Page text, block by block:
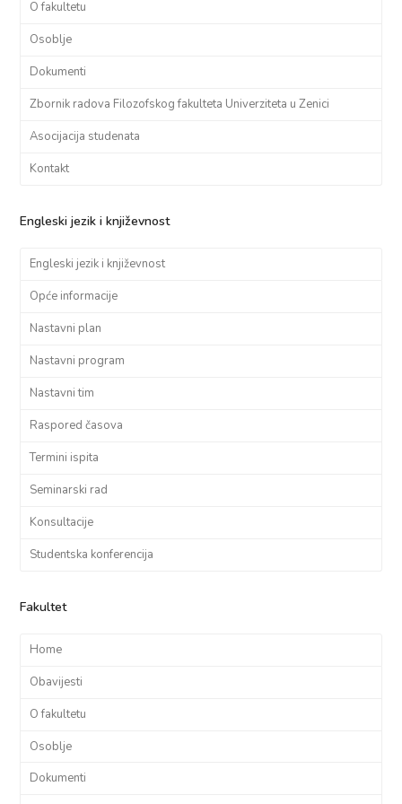
O fakultetu
Osoblje
Dokumenti
Zbornik radova Filozofskog fakulteta Univerziteta u Zenici
Asocijacija studenata
Kontakt
Engleski jezik i književnost
Engleski jezik i književnost
Opće informacije
Nastavni plan
Nastavni program
Nastavni tim
Raspored časova
Termini ispita
Seminarski rad
Konsultacije
Studentska konferencija
Fakultet
Home
Obavijesti
O fakultetu
Osoblje
Dokumenti